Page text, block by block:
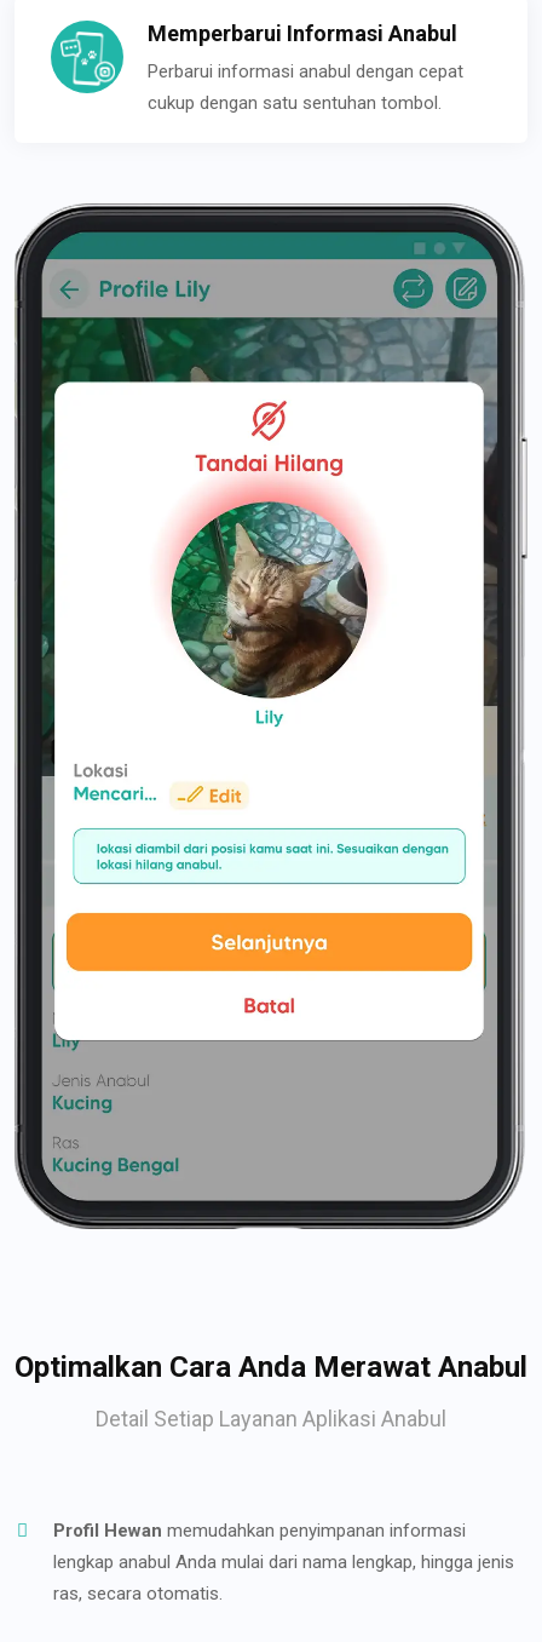
Memperbarui Informasi Anabul
Perbarui informasi anabul dengan cepat
cukup dengan satu sentuhan tombol.
Optimalkan Cara Anda Merawat Anabul
Detail Setiap Layanan Aplikasi Anabul
Profil Hewan memudahkan penyimpanan informasi
lengkap anabul Anda mulai dari nama lengkap, hingga jenis
ras, secara otomatis.